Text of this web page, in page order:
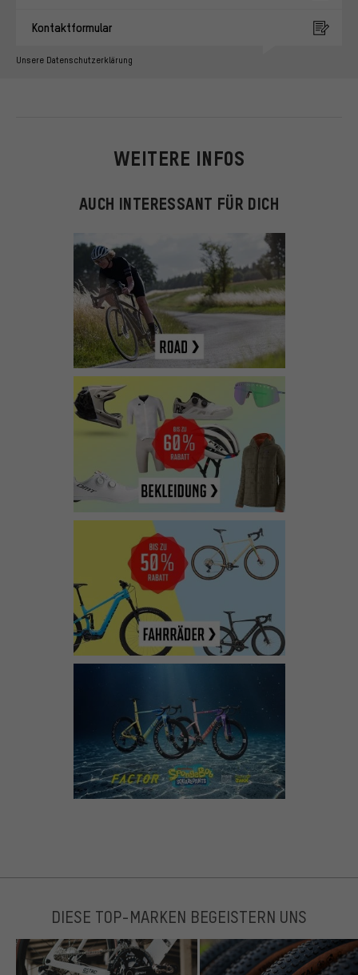
Kontaktformular
Unsere Datenschutzerklärung
WEITERE INFOS
AUCH INTERESSANT FÜR DICH
DIESE TOP-MARKEN BEGEISTERN UNS